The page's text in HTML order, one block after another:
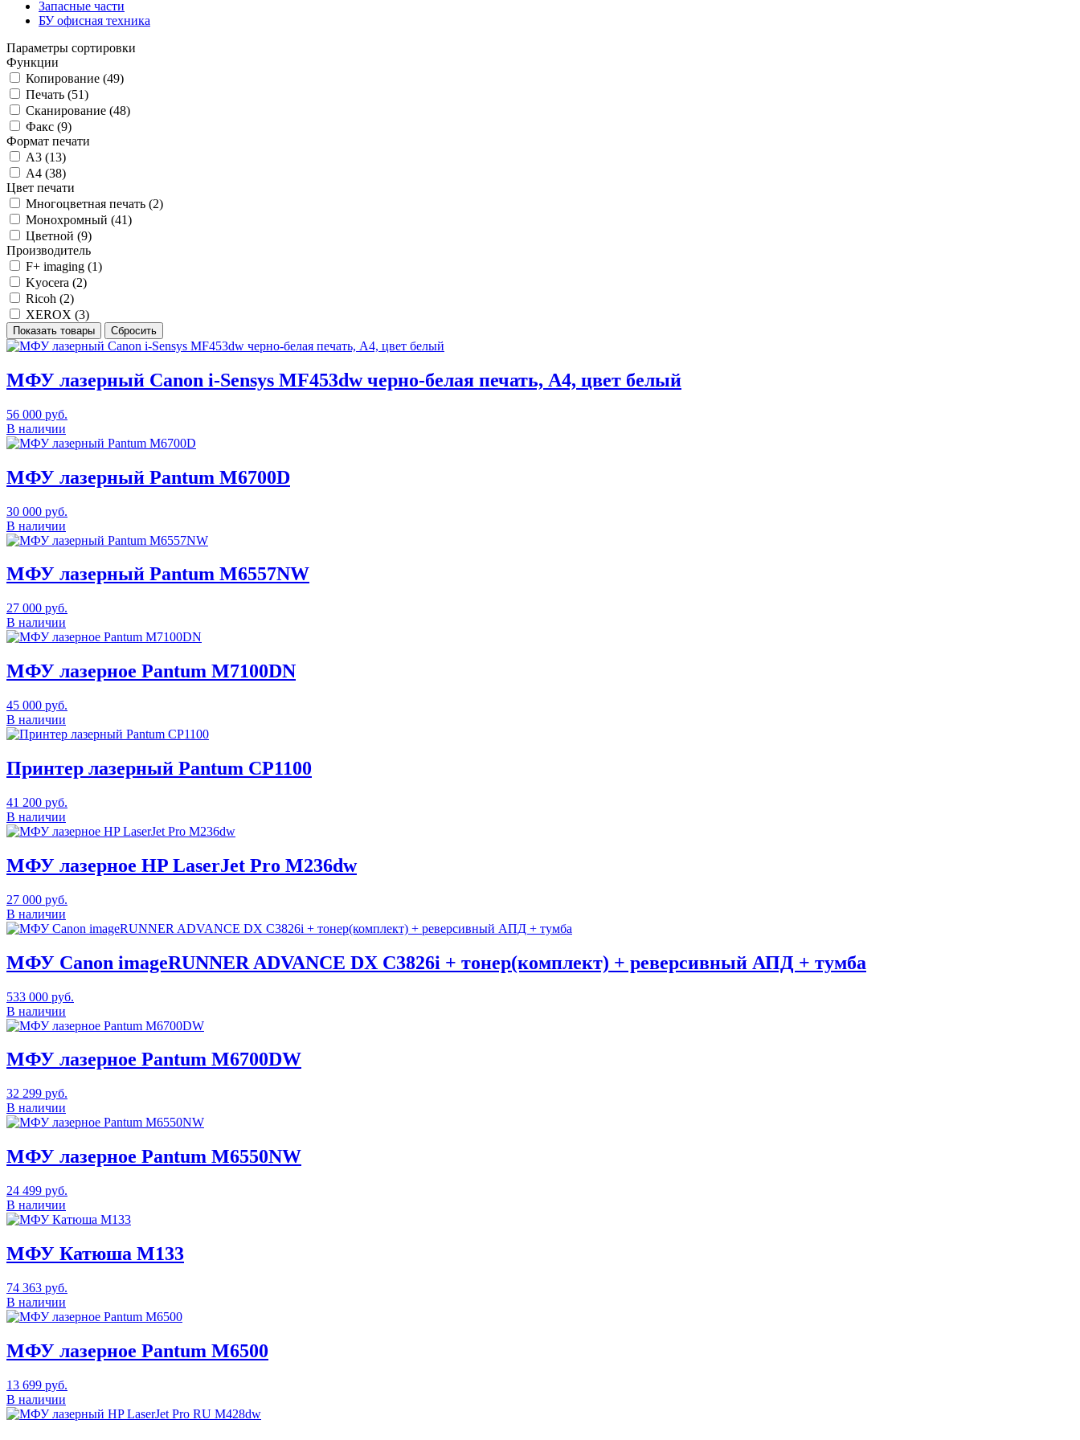
Запасные части
БУ офисная техника
Параметры сортировки
Функции
Копирование (49)
Печать (51)
Сканирование (48)
Факс (9)
Формат печати
А3 (13)
А4 (38)
Цвет печати
Многоцветная печать (2)
Монохромный (41)
Цветной (9)
Производитель
F+ imaging (1)
Kyocera (2)
Ricoh (2)
XEROX (3)
Показать товары Сбросить
МФУ лазерный Canon i-Sensys MF453dw черно-белая печать, A4, цвет белый
56 000 руб.
В наличии
МФУ лазерный Pantum M6700D
30 000 руб.
В наличии
МФУ лазерный Pantum M6557NW
27 000 руб.
В наличии
МФУ лазерное Pantum M7100DN
45 000 руб.
В наличии
Принтер лазерный Pantum CP1100
41 200 руб.
В наличии
МФУ лазерное HP LaserJet Pro M236dw
27 000 руб.
В наличии
МФУ Canon imageRUNNER ADVANCE DX C3826i + тонер(комплект) + реверсивный АПД + тумба
533 000 руб.
В наличии
МФУ лазерное Pantum M6700DW
32 299 руб.
В наличии
МФУ лазерное Pantum M6550NW
24 499 руб.
В наличии
МФУ Катюша М133
74 363 руб.
В наличии
МФУ лазерное Pantum M6500
13 699 руб.
В наличии